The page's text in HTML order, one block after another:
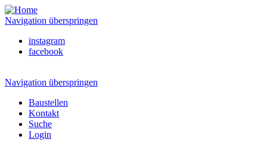
Navigation überspringen
instagram
facebook
Navigation überspringen
Baustellen
Kontakt
Suche
Login